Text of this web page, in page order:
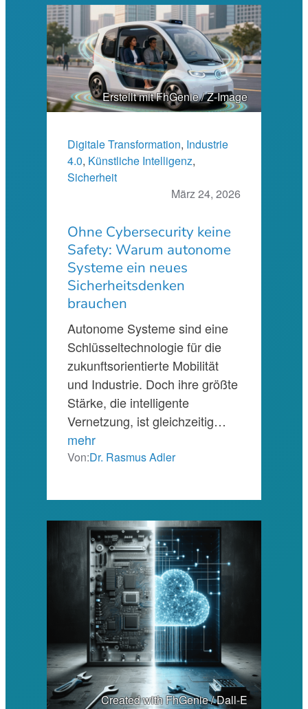
Erstellt mit FhGenie / Z-Image
Digitale Transformation, Industrie
4.0, Künstliche Intelligenz
Sicherheit
März 24, 2026
Ohne Cybersecurity keine
Safety: Warum autonome
Systeme ein neues
Sicherheitsdenken
brauchen
Autonome Systeme sind eine
Schlüsseltechnologie für die
zukunftsorientierte Mobilität
und Industrie. Doch ihre größte
Stärke, die intelligente
Vernetzung, ist gleichzeitig…
mehr
Von:Dr. Rasmus Adler
Created with FhGenie / Dall-E